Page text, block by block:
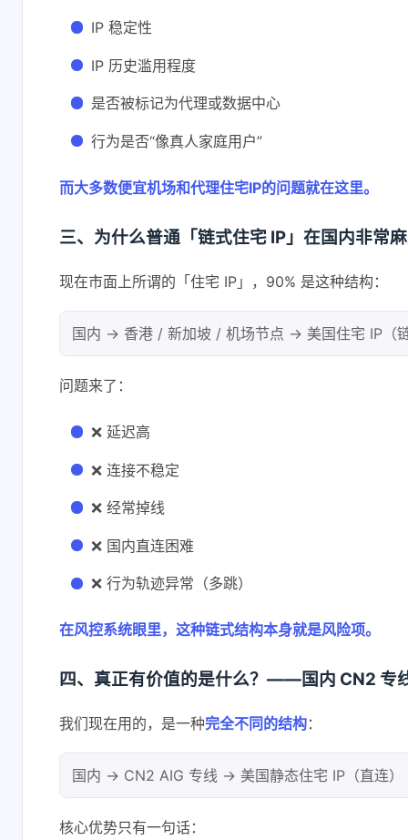
IP 稳定性
IP 历史滥用程度
是否被标记为代理或数据中心
行为是否“像真人家庭用户”
而大多数便宜机场和代理住宅IP的问题就在这里。
三、为什么普通「链式住宅 IP」在国内非常
现在市面上所谓的「住宅 IP」，90% 是这种结构：
国内 → 香港 / 新加坡 / 机场节点 → 美国住宅 IP（
问题来了：
❌ 延迟高
❌ 连接不稳定
❌ 经常掉线
❌ 国内直连困难
❌ 行为轨迹异常（多跳）
在风控系统眼里，这种链式结构本身就是风险项。
四、真正有价值的是什么？——国内 CN2 专
我们现在用的，是一种完全不同的结构：
国内 → CN2 AIG 专线 → 美国静态住宅 IP（直连）
核心优势只有一句话：